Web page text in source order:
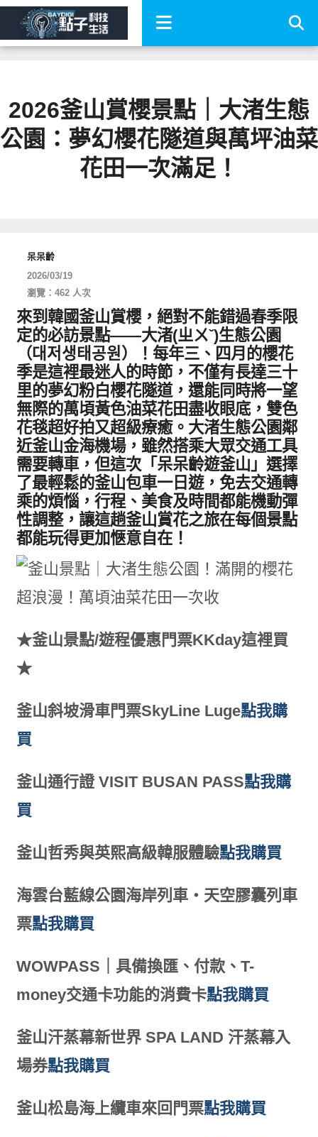
2026釜山賞櫻景點｜大渚生態
公園：夢幻櫻花隧道與萬坪油菜
花田一次滿足！
呆呆齡
2026/03/19
瀏覽：462 人次
來到韓國釜山賞櫻，絕對不能錯過春季限
定的必訪景點——大渚(ㄓㄨˇ)生態公園
（대저생태공원）！每年三、四月的櫻花
季是這裡最迷人的時節，不僅有長達三十
里的夢幻粉白櫻花隧道，還能同時將一望
無際的萬頃黃色油菜花田盡收眼底，雙色
花毯超好拍又超級療癒。大渚生態公園鄰
近釜山金海機場，雖然搭乘大眾交通工具
需要轉車，但這次「呆呆齡遊釜山」選擇
了最輕鬆的釜山包車一日遊，免去交通轉
乘的煩惱，行程、美食及時間都能機動彈
性調整，讓這趟釜山賞花之旅在每個景點
都能玩得更加愜意自在！
★釜山景點/遊程優惠門票KKday這裡買
★
釜山斜坡滑車門票SkyLine Luge點我購
買
釜山通行證 VISIT BUSAN PASS點我購
買
釜山哲秀與英熙高級韓服體驗點我購買
海雲台藍線公園海岸列車・天空膠囊列車
票點我購買
WOWPASS｜具備換匯、付款、T-
money交通卡功能的消費卡點我購買
釜山汗蒸幕新世界 SPA LAND 汗蒸幕入
場券點我購買
釜山松島海上纜車來回門票點我購買